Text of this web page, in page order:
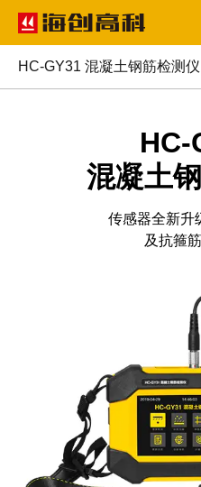
HC-GY31 混凝土钢筋检测仪
HC-
混凝土
传感器全新升
及抗箍